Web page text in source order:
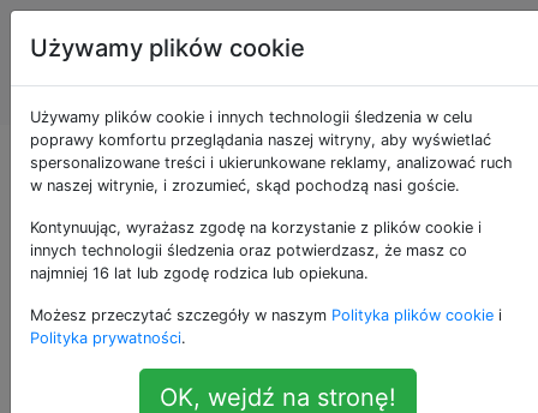
Programowanie
puzzli i Code
Golf
Masz serię dnia!
15
Napisz program, który śledzi liczbę kolejnych
Dzień resetuje się o północy (czas lokalny
komputera, na którym program jest
uruchomiony).
Używamy plików cookie
Używamy plików cookie i innych technologii śledzenia w celu
poprawy komfortu przeglądania naszej witryny, aby wyświetlać
spersonalizowane treści i ukierunkowane reklamy, analizować ruch
w naszej witrynie, i zrozumieć, skąd pochodzą nasi goście.
Kontynuując, wyrażasz zgodę na korzystanie z plików cookie i
innych technologii śledzenia oraz potwierdzasz, że masz co
najmniej 16 lat lub zgodę rodzica lub opiekuna.
Możesz przeczytać szczegóły w naszym Polityka plików cookie i
Polityka prywatności.
OK, wejdź na stronę!